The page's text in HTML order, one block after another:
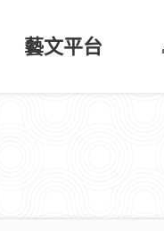
藝文平台